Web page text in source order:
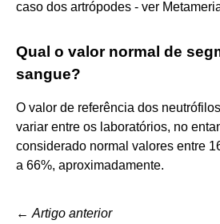
caso dos artrópodes - ver
Qual o valor normal de
sangue?
O valor de referência dos
variar entre os laboratórios, no
considerado normal valores entre
a 66%, aproximadamente.
← Artigo anterior